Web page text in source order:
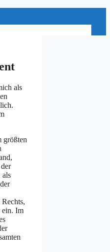
als
größten
als
der
Im